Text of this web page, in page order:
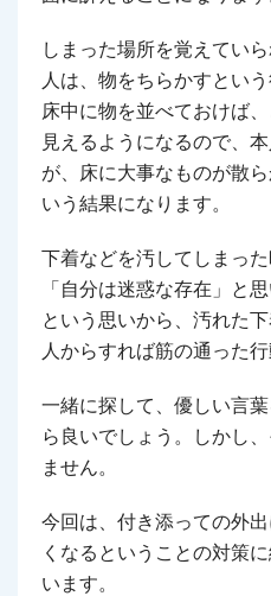
しまった場所を覚えてい
人は、物をちらかすとい
床中に物を並べておけば
見えるようになるので、
が、床に大事なものが散
いう結果になります。
下着などを汚してしまっ
「自分は迷惑な存在」と
という思いから、汚れた
人からすれば筋の通った行
一緒に探して、優しい言
ら良いでしょう。しかし
ません。
今回は、付き添っての外
くなるということの対策
います。